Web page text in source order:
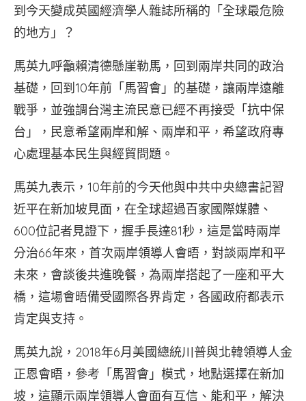
到今天變成英國經濟學人雜誌所稱的「全球最危險
的地方」？
馬英九呼籲賴清德懸崖勒馬，回到兩岸共同的政治
基礎，回到10年前「馬習會」的基礎，讓兩岸遠離
戰爭，並強調台灣主流民意已經不再接受「抗中保
台」，民意希望兩岸和解、兩岸和平，希望政府專
心處理基本民生與經貿問題。
馬英九表示，10年前的今天他與中共中央總書記習
近平在新加坡見面，在全球超過百家國際媒體、
600位記者見證下，握手長達81秒，這是當時兩岸
分治66年來，首次兩岸領導人會晤，對談兩岸和平
未來，會談後共進晚餐，為兩岸搭起了一座和平大
橋，這場會晤備受國際各界肯定，各國政府都表示
肯定與支持。
馬英九說，2018年6月美國總統川普與北韓領導人金
正恩會晤，參考「馬習會」模式，地點選擇在新加
坡，這顯示兩岸領導人會面有互信、能和平，解決